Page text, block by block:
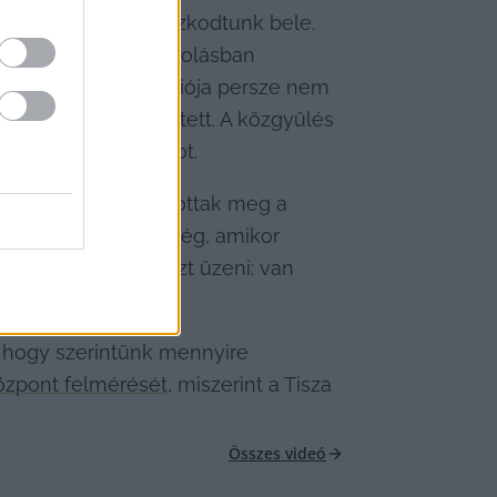
kétkézzel kapaszkodtunk bele.
a felsorolásban
a Szövetség frakciója persze nem
emlegetett. A közgyűlés
tett javaslatot.
15 órakor tartottak meg a
erős a közösség, amikor
jelenlét mind azt üzeni: van
szerintünk mennyire
felmérését, miszerint a Tisza
Összes videó